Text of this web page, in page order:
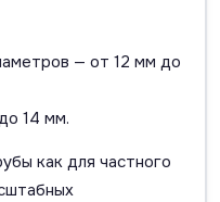
— от 12 мм до
14 мм.
как для частного